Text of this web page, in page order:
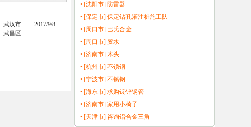
武汉市
武昌区
2017/9/8
• [沈阳市] 防雷器
• [保定市] 保定钻孔灌注桩施工队
• [周口市] 巴氏合金
• [周口市] 胶水
• [济南市] 木头
• [杭州市] 不锈钢
• [宁波市] 不锈钢
• [海东市] 求购镀锌钢管
• [济南市] 家用小椅子
• [天津市] 咨询铝合金三角